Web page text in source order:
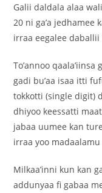
Galii daldala alaa
20 ni ga’a jedhamee
irraa eegalee daballii
To’annoo
gadi bu’aa isaa itti
tokkotti (single digit)
dhiyoo keessatti
jabaa uumee kan
irraa yoo madaalamu
Milkaa’inni kun kan
addunyaa fi gabaa